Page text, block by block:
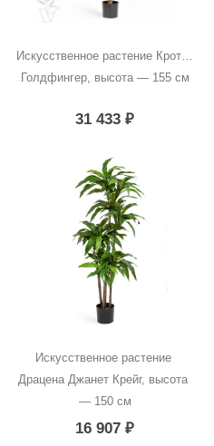
Искусственное растение Кротон
Голдфингер, высота — 155 см
31 433₽
Искусственное растение
Драцена Джанет Крейг, высота
— 150 см
16 907₽